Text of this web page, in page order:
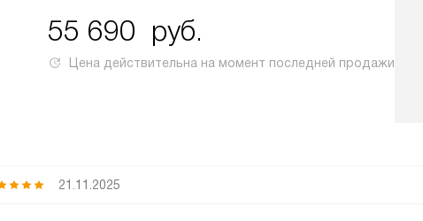
55 690 руб.
Цена действительна на момент последней продажи
21.11.2025